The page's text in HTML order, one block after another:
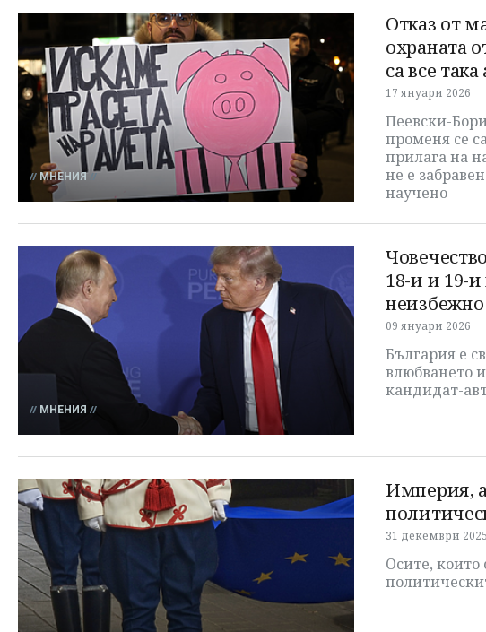
МНЕНИЯ
Отказ от
охраната
са все
17 януари 2026
Пеевски-
променя се
прилага на
не е
научено
МНЕНИЯ
18-и и 19-и
неизбежно
09 януари 2026
България е
влюбването
кандидат-
Империя,
31 декември 2025
Осите, които